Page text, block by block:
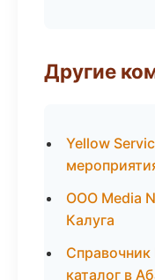
Другие
Yellow
ООО Media
Калуга
каталог в